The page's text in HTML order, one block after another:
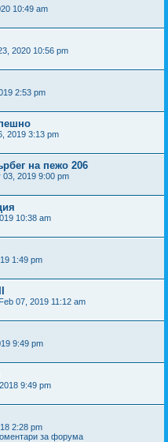
10:49 am
2020 10:56 pm
2:53 pm
2019 3:13 pm
на пежо 206
03, 2019 9:00 pm
10:38 am
1:49 pm
07, 2019 11:12 am
9:49 pm
9:49 pm
2:28 pm
за форума